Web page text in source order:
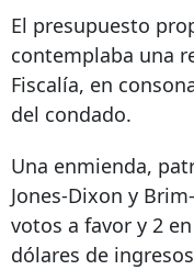
El presupuesto
contemplaba una
Fiscalía, en
del condado.
Una enmienda,
Jones-Dixon y
votos a favor y 2
dólares de